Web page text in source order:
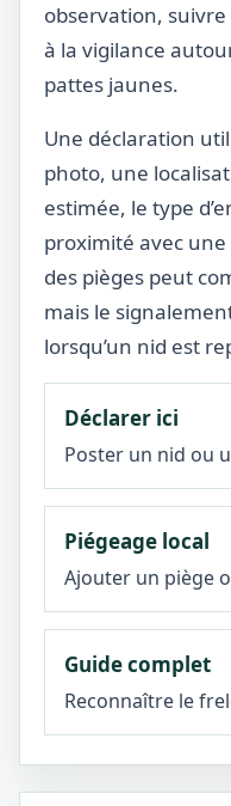
observation,
à la vigilance
pattes jaunes.
Une déclaration
photo, une
estimée, le type
proximité avec une
des pièges peut
mais le
lorsqu’un nid est
Déclarer ici
Poster un nid ou
Piégeage local
Ajouter un piège
Guide complet
Reconnaître le